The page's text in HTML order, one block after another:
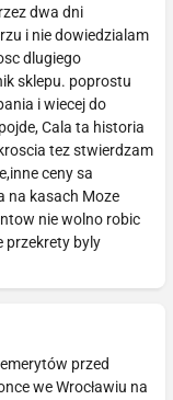
dwa dni
i nie dowiedzialam
dlugiego
sklepu. poprostu
i wiecej do
Cala ta historia
tez stwierdzam
ceny sa
na kasach Moze
nie wolno robic
przekrety byly
przed
we Wrocławiu na